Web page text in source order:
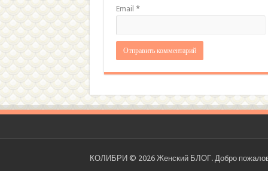
Email *
КОЛИБРИ © 2026 Женский БЛОГ. Добро